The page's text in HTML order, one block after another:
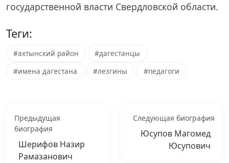
государственной власти Свердловской области.
Теги:
#ахтынский район
#дагестанцы
#имена дагестана
#лезгины #педагоги
Предыдущая
биография
Шерифов Назир
Рамазанович
Следующая биография
Юсупов Магомед
Юсупович